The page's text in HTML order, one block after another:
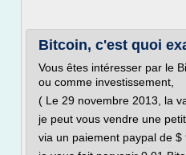
Bitcoin, c'est quoi
Vous êtes intéresser par le
ou comme investissement,
( Le 29 novembre 2013, la
je peut vous vendre une
via un paiement paypal de